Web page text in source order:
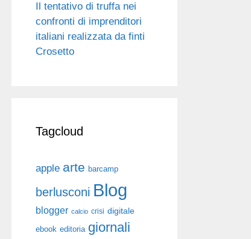
Il tentativo di truffa nei
confronti di imprenditori
italiani realizzata da finti
Crosetto
Tagcloud
apple arte barcamp
berlusconi Blog
blogger calcio crisi digitale
ebook editoria giornali